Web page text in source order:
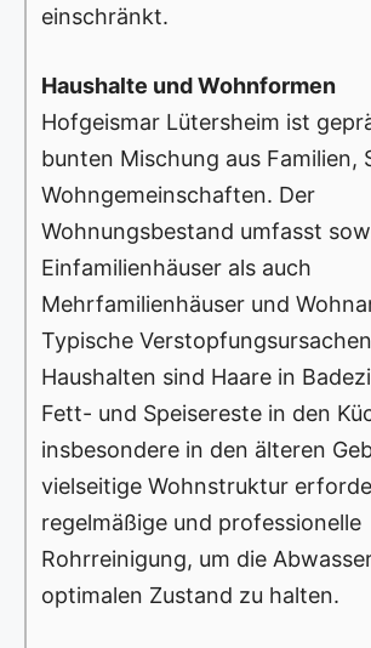
einschränkt.
Haushalte und Wohnformen
Hofgeismar Lütersheim ist
bunten Mischung aus Familien,
Wohngemeinschaften. Der
Wohnungsbestand umfasst
Einfamilienhäuser als auch
Mehrfamilienhäuser und
Typische
Haushalten sind Haare in
Fett- und Speisereste in den
insbesondere in den älteren
vielseitige Wohnstruktur
regelmäßige und professionelle
Rohrreinigung, um die
optimalen Zustand zu halten.